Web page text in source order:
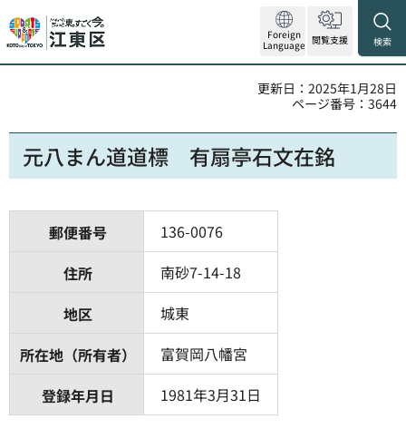
Foreign
Language 閲覧支援 検索
更新日：2025年1月28日
ページ番号：3644
元八まん道道標 有扇亭石文在銘
郵便番号
136-0076
住所
南砂7-14-18
地区
城東
所在地（所有者）
富賀岡八幡宮
登録年月日
1981年3月31日